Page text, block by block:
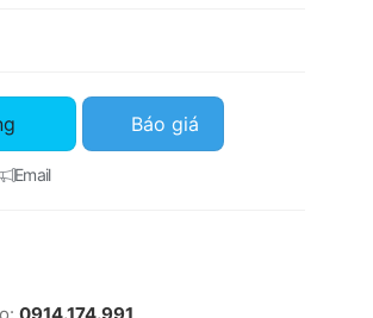
LaserJet Toner (W1470X) với giá Liên
Báo giá
Email